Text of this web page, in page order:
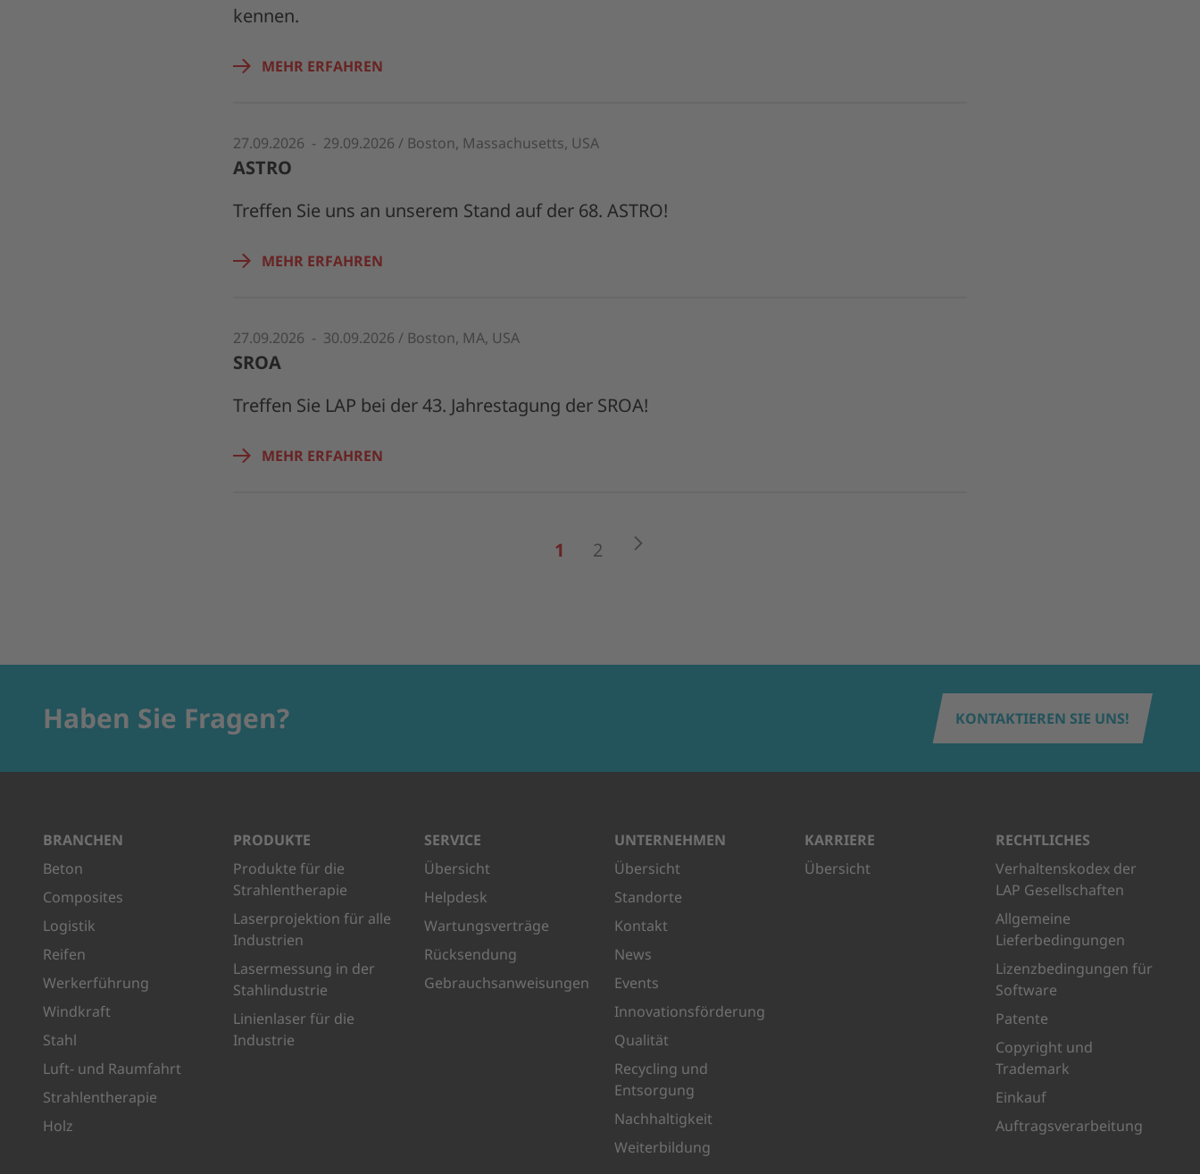
kennen.
MEHR ERFAHREN
27.09.2026 - 29.09.2026 / Boston, Massachusetts, USA
ASTRO
Treffen Sie uns an unserem Stand auf der 68. ASTRO!
MEHR ERFAHREN
27.09.2026 - 30.09.2026 / Boston, MA, USA
SROA
Treffen Sie LAP bei der 43. Jahrestagung der SROA!
MEHR ERFAHREN
1 2
Haben Sie Fragen? KONTAKTIEREN SIE UNS!
BRANCHEN
Beton
Composites
Logistik
Reifen
Werkerführung
Windkraft
Stahl
Luft- und Raumfahrt
Strahlentherapie
Holz
PRODUKTE
Produkte für die
Strahlentherapie
Laserprojektion für alle
Industrien
Lasermessung in der
Stahlindustrie
Linienlaser für die
Industrie
SERVICE
Übersicht
Helpdesk
Wartungsverträge
Rücksendung
Gebrauchsanweisungen
UNTERNEHMEN
Übersicht
Standorte
Kontakt
News
Events
Innovationsförderung
Qualität
Recycling und
Entsorgung
Nachhaltigkeit
Weiterbildung
KARRIERE
Übersicht
RECHTLICHES
Verhaltenskodex der
LAP Gesellschaften
Allgemeine
Lieferbedingungen
Lizenzbedingungen für
Software
Patente
Copyright und
Trademark
Einkauf
Auftragsverarbeitung